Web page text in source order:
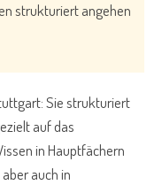
strukturiert angehen
Sie strukturiert
auf das
in Hauptfächern
auch in